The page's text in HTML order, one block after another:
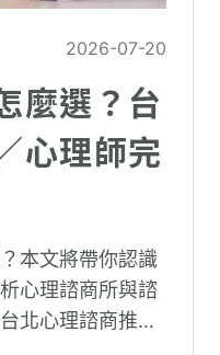
2026-07-20
麼選？台
心理師完
本文將帶你認識
心理諮商所與諮
北心理諮商推薦